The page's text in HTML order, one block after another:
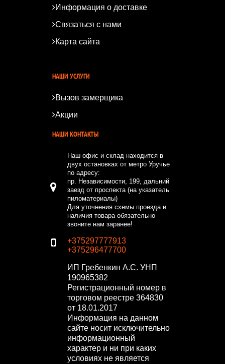
Информация о доставке
Связаться с нами
Карта сайта
НАШИ УСЛУГИ
Вызов замерщика
Акции
НАШИ КОНТАКТЫ
Наш офис и склад находится в
двух остановках от метро Уручье
по адресу:
пр. Независимости, 199, дальний
заезд от проспекта (на указатель
пиломатериалы)
Для уточнения схемы проезда и
наличия товара обязательно
звоните нам заранее!
+375297777913
+375296477700
ИП Гребенкин А.С. УНП
190965382
Регистрационный номер в
торговом реестре 364830
от 18.01.2017
Информация на данном
сайте носит исключительно
информационный
характер и ни при каких
условиях не является